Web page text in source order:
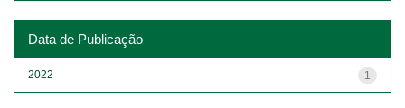
Data de Publicação
1
2022